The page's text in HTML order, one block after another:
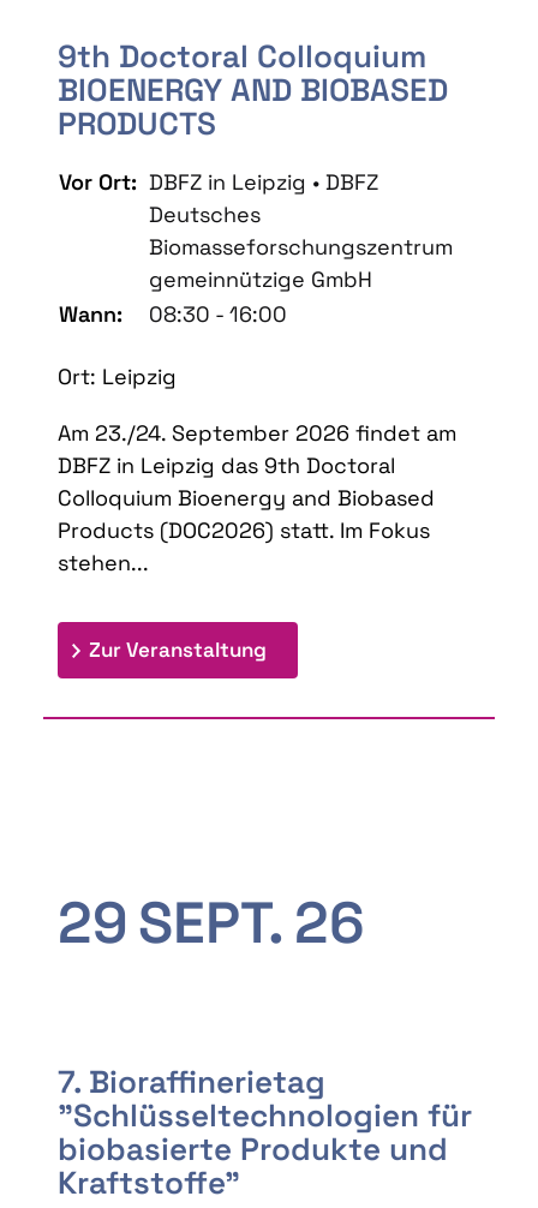
9th Doctoral Colloquium
BIOENERGY AND BIOBASED
PRODUCTS
Vor Ort: DBFZ in Leipzig • DBFZ
Deutsches
Biomasseforschungszentrum
gemeinnützige GmbH
Wann:
08:30 - 16:00
Ort: Leipzig
Am 23./24. September 2026 findet am
DBFZ in Leipzig das 9th Doctoral
Colloquium Bioenergy and Biobased
Products (DOC2026) statt. Im Fokus
stehen...
Zur Veranstaltung
29SEPT. 26
7. Bioraffinerietag
"Schlüsseltechnologien für
biobasierte Produkte und
Kraftstoffe"